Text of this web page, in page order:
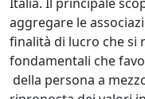
aggregare le
finalità di lucro che si
fondamentali che
della persona a